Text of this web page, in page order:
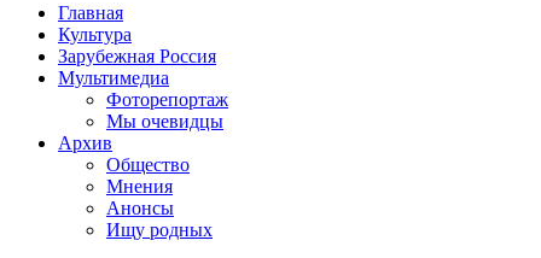
Главная
Культура
Зарубежная Россия
Мультимедиа
Фоторепортаж
Мы очевидцы
Архив
Общество
Мнения
Анонсы
Ищу родных